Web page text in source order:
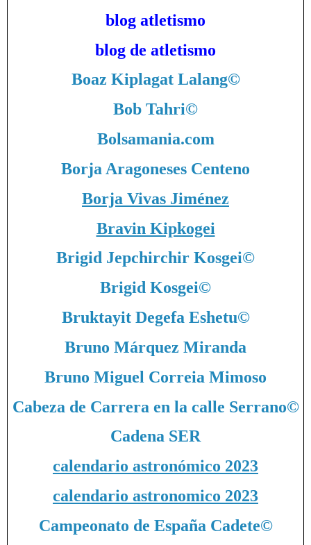
blog atletismo
blog de atletismo
Boaz Kiplagat Lalang©
Bob Tahri©
Bolsamania.com
Borja Aragoneses Centeno
Borja Vivas Jiménez
Bravin Kipkogei
Brigid Jepchirchir Kosgei©
Brigid Kosgei©
Bruktayit Degefa Eshetu©
Bruno Márquez Miranda
Bruno Miguel Correia Mimoso
Cabeza de Carrera en la calle Serrano©
Cadena SER
calendario astronómico 2023
calendario astronomico 2023
Campeonato de España Cadete©